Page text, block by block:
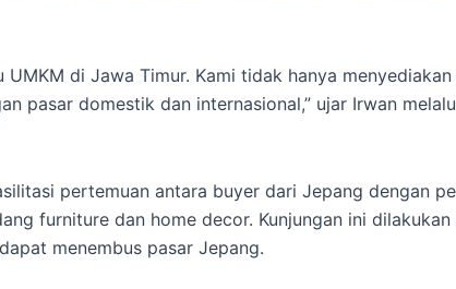
di Jawa Timur. Kami tidak hanya
pasar domestik dan internasional,” ujar Irwan
pertemuan antara buyer dari Jepang dengan
furniture dan home decor. Kunjungan ini
menembus pasar Jepang.